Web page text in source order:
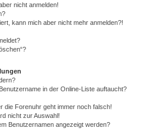
nicht anmelden!
kann mich aber nicht mehr anmelden?!
in der Online-Liste auftaucht?
die Forenuhr geht immer noch falsch!
nicht zur Auswahl!
Benutzernamen angezeigt werden?